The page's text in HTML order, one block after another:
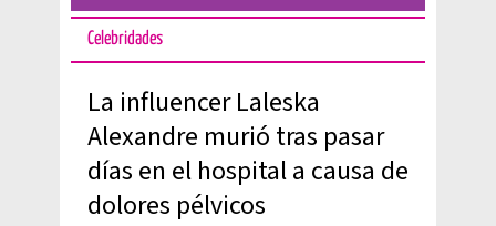
Celebridades
La influencer Laleska
Alexandre murió tras pasar
días en el hospital a causa de
dolores pélvicos